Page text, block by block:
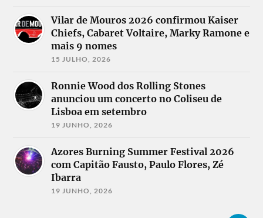
Vilar de Mouros 2026 confirmou Kaiser
Chiefs, Cabaret Voltaire, Marky Ramone e
mais 9 nomes
15 JULHO, 2026
Ronnie Wood dos Rolling Stones
anunciou um concerto no Coliseu de
Lisboa em setembro
19 JUNHO, 2026
Azores Burning Summer Festival 2026
com Capitão Fausto, Paulo Flores, Zé
Ibarra
19 JUNHO, 2026